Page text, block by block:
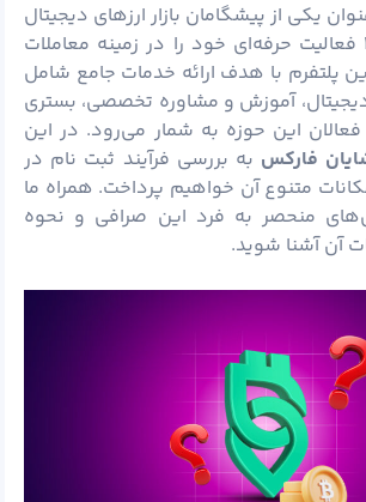
یکی از پیشگامان بازار ارزهای دیجیتال
ایران از سال ۱۳۹۶ فعالیت حرفه‌ای خود را در زمینه معاملات
این پلتفرم با هدف ارائه خدمات جامع شامل
آموزش و مشاوره تخصصی، بستری
فعالان این حوزه به شمار می‌رود. در این
فارکس به بررسی فرآیند ثبت نام در
متنوع آن خواهیم پرداخت. همراه ما
منحصر به فرد این صرافی و نحوه
آن آشنا شوید.